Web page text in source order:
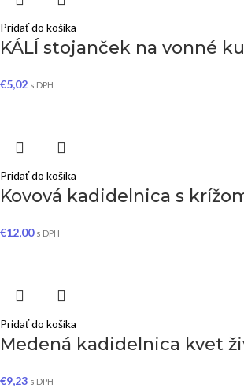
Pridať do košíka
KÁLÍ stojanček na vonné
€5,02 s DPH
Pridať do košíka
Kovová kadidelnica s
€12,00 s DPH
Pridať do košíka
Medená kadidelnica kvet
€9,23 s DPH